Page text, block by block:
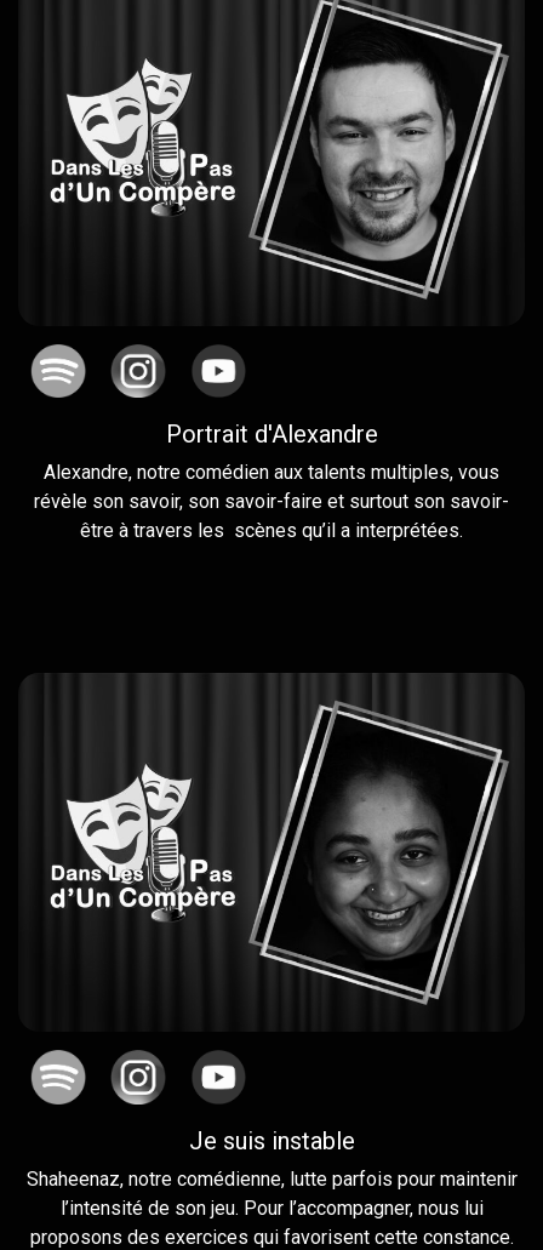
Portrait d'Alexandre
Alexandre, notre comédien aux talents multiples, vous
révèle son savoir, son savoir-faire et surtout son savoir-
être à travers les scènes qu’il a interprétées.
Je suis instable
Shaheenaz, notre comédienne, lutte parfois pour maintenir
l’intensité de son jeu. Pour l’accompagner, nous lui
proposons des exercices qui favorisent cette constance.